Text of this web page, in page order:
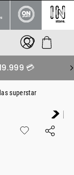
💳
superstar